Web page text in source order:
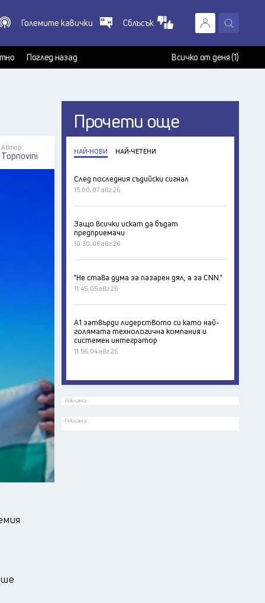
X
Големите кавички Сблъсък
Поглед назад Всичко от деня (1)
Автор:
Topnovini
Прочети още
НАЙ-НОВИ НАЙ-ЧЕТЕНИ
След последния съдийски сигнал
15:00, 07 авг 26
Защо всички искат да бъдат
предприемачи
10:30, 06 авг 26
"Не става дума за пазарен дял, а за CNN."
11:45, 05 авг 26
А1 затвърди лидерството си като най-
голямата технологична компания и
системен интегратор
11:56, 04 авг 26
Реклама
Реклама